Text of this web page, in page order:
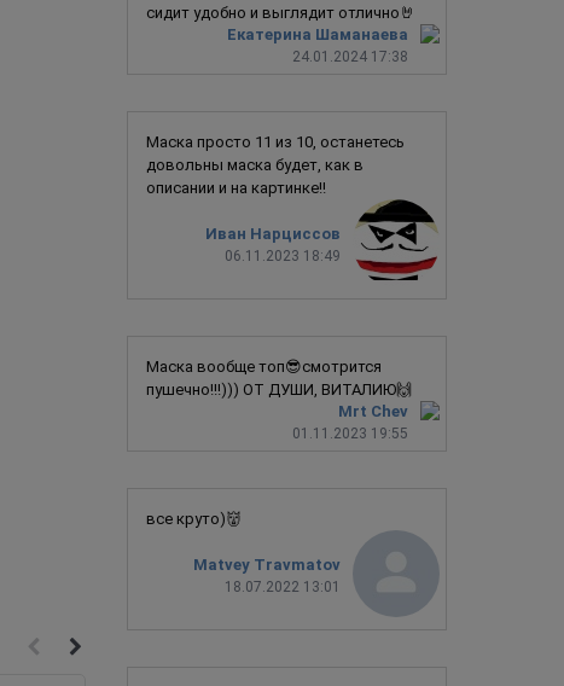
Екатерина Шаманаева
24.01.2024 17:38
сидит удобно и выглядит отлично🤘
Иван Нарциссов
06.11.2023 18:49
Маска просто 11 из 10, останетесь
довольны маска будет, как в
описании и на картинке!!
Mrt Chev
01.11.2023 19:55
Маска вообще топ😎смотрится
пушечно!!!))) ОТ ДУШИ, ВИТАЛИЮ🙌
Matvey Travmatov
18.07.2022 13:01
все круто)👹